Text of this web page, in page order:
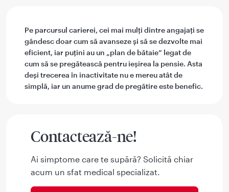
Pe parcursul carierei, cei mai mulți dintre angajați se
gândesc doar cum să avanseze și să se dezvolte mai
eficient, iar puțini au un „plan de bătaie” legat de
cum să se pregătească pentru ieșirea la pensie. Asta
deși trecerea în inactivitate nu e mereu atât de
simplă, iar un anume grad de pregătire este benefic.
Contactează-ne!
Ai simptome care te supără? Solicită chiar
acum un sfat medical specializat.